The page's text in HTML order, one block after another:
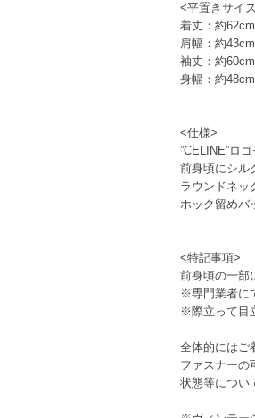
<平置きサイ
着丈：約62cm
肩幅：約43cm
袖丈：約60cm
身幅：約48cm
<仕様>
”CELINE”ロ
前身頃にシル
ラウンドネッ
ホック留めバ
<特記事項>
前身頃の一部
※専門業者に
※際立って目
全体的にはご
ファスナーの
状態等につい